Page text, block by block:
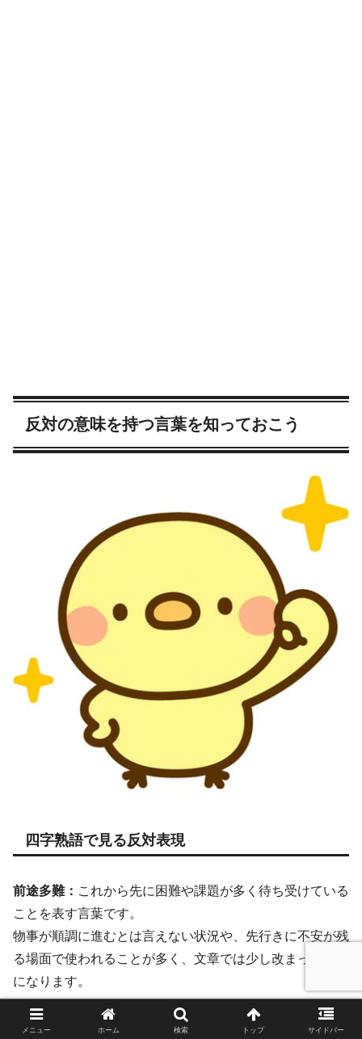
反対の意味を持つ言葉を知っておこう
四字熟語で見る反対表現
前途多難： これから先に困難や課題が多く待ち受けている
ことを表す言葉です。
物事が順調に進むとは言えない状況や、先行きに不安が残
る場面で使われることが多く、文章では少し改まった印象
になります。
この言葉は、将来そのものを断定するというよりも、「現
メニュー ホーム 検索 トップ サイドバー